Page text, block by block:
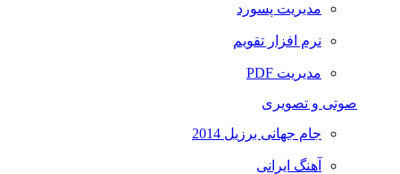
مدیریت پسورد
نرم افزار تقویم
مدیریت PDF
صوتی و تصویری
جام جهانی برزیل 2014
آهنگ ایرانی